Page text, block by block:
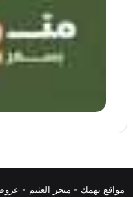
مواقع تهمك - متجر العثيم -